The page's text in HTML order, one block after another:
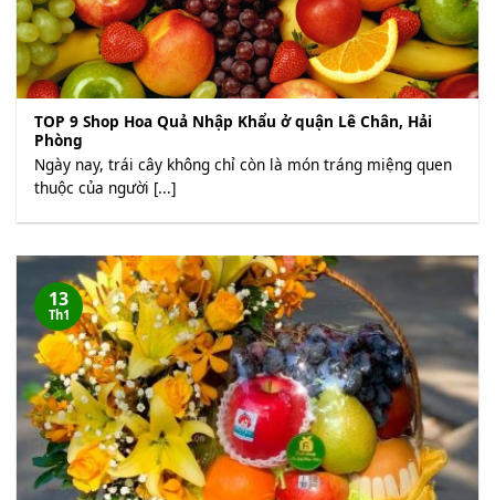
TOP 9 Shop Hoa Quả Nhập Khẩu ở quận Lê Chân, Hải
Phòng
Ngày nay, trái cây không chỉ còn là món tráng miệng quen
thuộc của người [...]
13
Th1